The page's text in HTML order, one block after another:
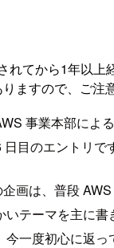
れてから1年以上
ますので、ご注
事業本部によ
目のエントリで
画は、普段
いテーマを主に書
今一度初心に返っ